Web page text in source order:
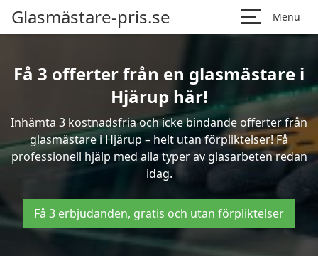
Glasmästare-pris.se Menu
Få 3 offerter från en glasmästare i
Hjärup här!
Inhämta 3 kostnadsfria och icke bindande offerter från
glasmästare i Hjärup – helt utan förpliktelser! Få
professionell hjälp med alla typer av glasarbeten redan
idag.
Få 3 erbjudanden, gratis och utan förpliktelser